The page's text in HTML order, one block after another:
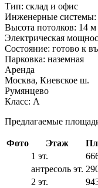
Тип: склад и офис
Инженерные системы:
Высота потолков: 14 м
Электрическая
Состояние: готово к
Парковка: наземная
Аренда
Москва, Киевское ш.
Румянцево
Класс: А
Предлагаемые
Фото Этаж
1 эт.
антресоль эт.
2 эт.